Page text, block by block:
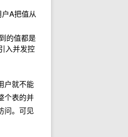
A把值从
的值都是
入并发控
户就不能
个表的并
问。可见